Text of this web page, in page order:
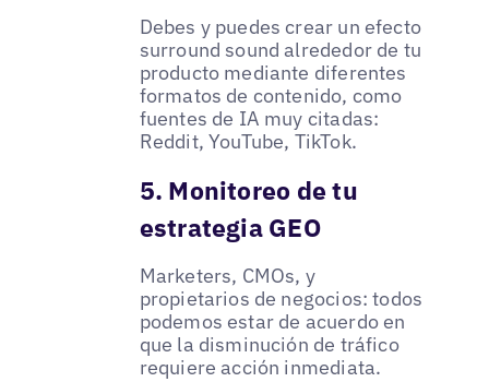
Debes y puedes crear un efecto
surround sound alrededor de tu
producto mediante diferentes
formatos de contenido, como
fuentes de IA muy citadas:
Reddit, YouTube, TikTok.
5. Monitoreo de tu
estrategia GEO
Marketers, CMOs, y
propietarios de negocios: todos
podemos estar de acuerdo en
que la disminución de tráfico
requiere acción inmediata.